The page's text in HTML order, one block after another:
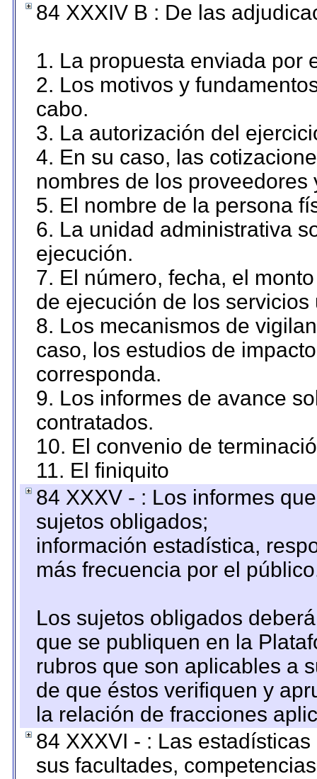
84 XXXIV B : De las
1. La propuesta enviada por
2. Los motivos y
cabo.
3. La autorización del
4. En su caso, las
nombres de los proveedores
5. El nombre de la persona
6. La unidad administrativa
ejecución.
7. El número, fecha, el
de ejecución de los servicios
8. Los mecanismos de
caso, los estudios de
corresponda.
9. Los informes de avance
contratados.
10. El convenio de
11. El finiquito
84 XXXV - : Los informes
sujetos obligados;
información estadística,
más frecuencia por el
Los sujetos obligados
que se publiquen en la
rubros que son aplicables a
de que éstos verifiquen y
la relación de fracciones
84 XXXVI - : Las
sus facultades,